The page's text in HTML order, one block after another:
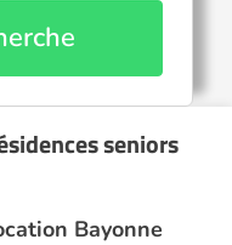
seniors
Bayonne